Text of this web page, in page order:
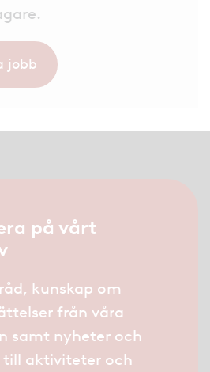
jobb
på vårt
kunskap om
från våra
samt nyheter och
aktiviteter och